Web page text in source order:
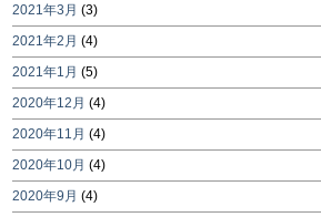
2021年3月 (3)
2021年2月 (4)
2021年1月 (5)
2020年12月 (4)
2020年11月 (4)
2020年10月 (4)
2020年9月 (4)